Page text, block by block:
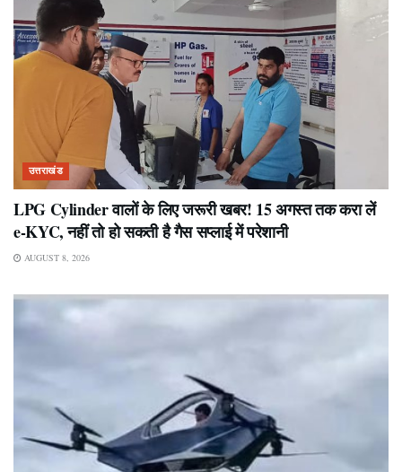
उत्तराखंड
LPG Cylinder वालों के लिए जरूरी खबर! 15 अगस्त तक करा लें
e-KYC, नहीं तो हो सकती है गैस सप्लाई में परेशानी
AUGUST 8, 2026